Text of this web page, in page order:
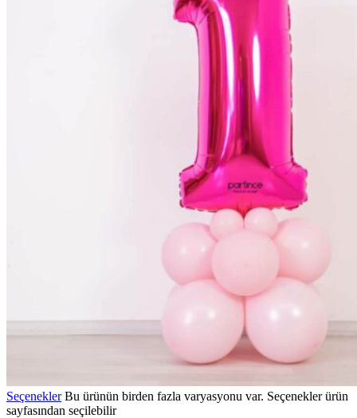
SeçeneklerBu ürünün birden fazla varyasyonu var. Seçenekler ürün
sayfasından seçilebilir